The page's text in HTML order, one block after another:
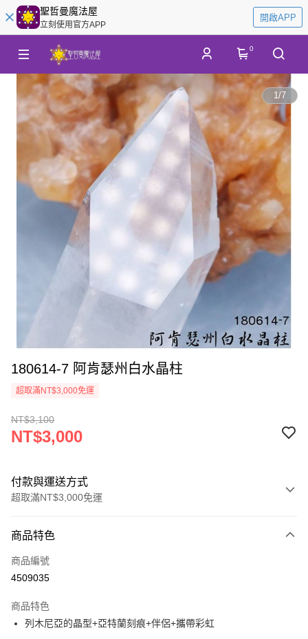
聖哲曼魔法屋
立刻使用官方APP
開啟APP
0
1/7
180614-7 阿肯瑟州白水晶柱
超取滿NT$3,000免運
NT$3,100
NT$3,000
付款與運送方式
超取滿NT$3,000免運
信用卡一次付款
超商取貨付款
Apple Pay
商品特色
商品編號
4509035
商品特色
列木尼亞的晶型+亞特蘭刻痕+伴侶+攜帶彩虹